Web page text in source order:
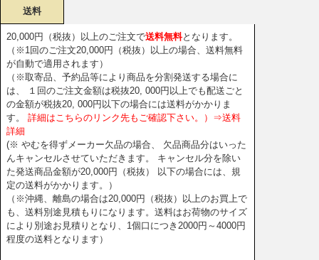
送料
20,000円（税抜）以上のご注文で送料無料となります。
（※1回のご注文20,000円（税抜）以上の場合、送料無料
が自動で適用されます）
（※取寄品、予約品等により商品を分割発送する場合に
は、 １回のご注文金額は税抜20, 000円以上でも配送ごと
の金額が税抜20, 000円以下の場合には送料がかかりま
す。
詳細はこちらのリンク先もご確認下さい。）⇒送料
詳細
(※ やむを得ずメーカー欠品の場合、 欠品商品分はいった
んキャンセルさせていただきます。 キャンセル分を除い
た発送商品金額が20,000円（税抜） 以下の場合には、規
定の送料がかかります。）
（※沖縄、離島の場合は20,000円（税抜）以上のお買上で
も、送料別途見積もりになります。送料はお荷物のサイズ
により別途お見積りとなり、1個口につき2000円～4000円
程度の送料となります）